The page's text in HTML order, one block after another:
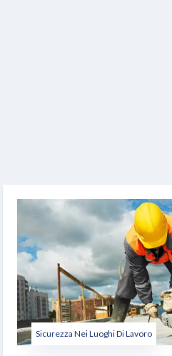
Sicurezza Nei Luoghi Di Lavoro